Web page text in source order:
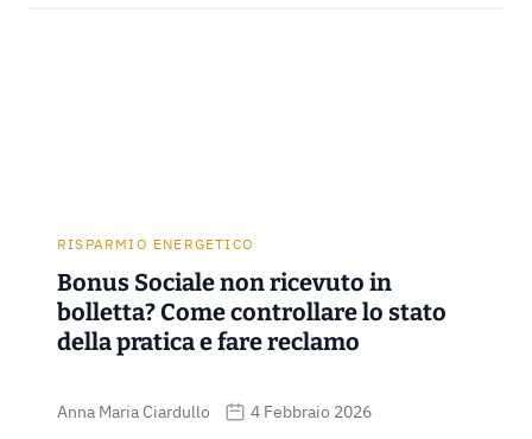
RISPARMIO ENERGETICO
Bonus Sociale non ricevuto in
bolletta? Come controllare lo stato
della pratica e fare reclamo
Anna Maria Ciardullo 4 Febbraio 2026